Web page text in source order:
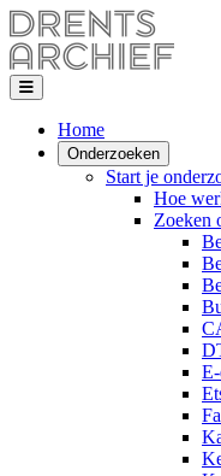
Home
Onderzoeken
Start je
Hoe
Zoeken